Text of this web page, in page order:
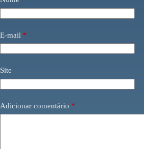
E-mail *
Site
Adicionar comentário *